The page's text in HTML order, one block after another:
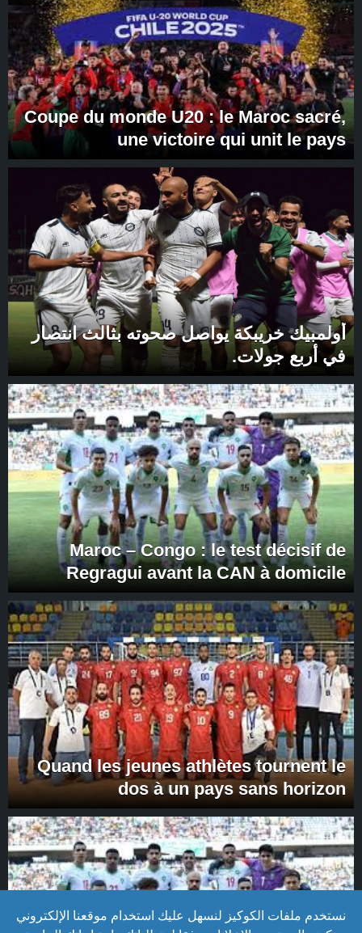
Coupe du monde U20 : le Maroc sacré,
une victoire qui unit le pays
أولمبيك خريبكة يواصل صحوته بثالث انتصار
في أربع جولات.
Maroc – Congo : le test décisif de
Regragui avant la CAN à domicile
Quand les jeunes athlètes tournent le
dos à un pays sans horizon
نستخدم ملفات الكوكيز لنسهل عليك استخدام موقعنا الإلكتروني